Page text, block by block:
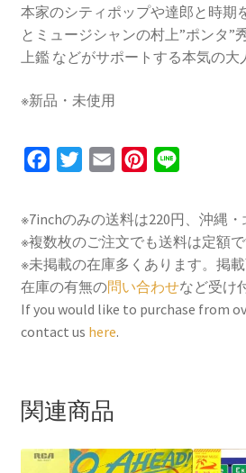
本家のシティポップや達郎と時期
とミュージシャンの村上”ポンタ”
上鑑 などがサポートする本気の大
※新品・未使用
e
b
o
o
k
t
t
e
r
a
i
l
t
e
r
e
n
e
※7inchのみの送料は220円、沖縄・
※複数枚のご注文でも送料は定額で
※未掲載の在庫多くあります。掲載
在庫の有無の問い合わせなど受け
If you would like to purchase from
contact us here.
関連商品